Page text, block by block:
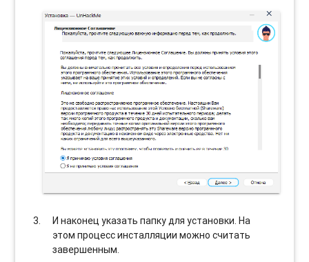
И наконец указать папку для установки. На
этом процесс инсталляции можно считать
завершенным.